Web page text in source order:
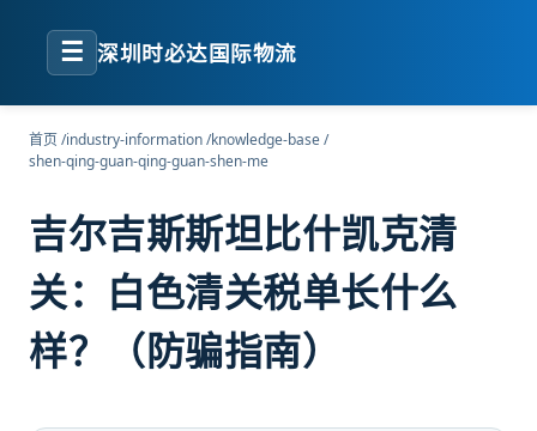
☰ 深圳时必达国际物流
首页/industry-information/knowledge-base/
shen-qing-guan-qing-guan-shen-me
吉尔吉斯斯坦比什凯克清
关：白色清关税单长什么
样？（防骗指南）